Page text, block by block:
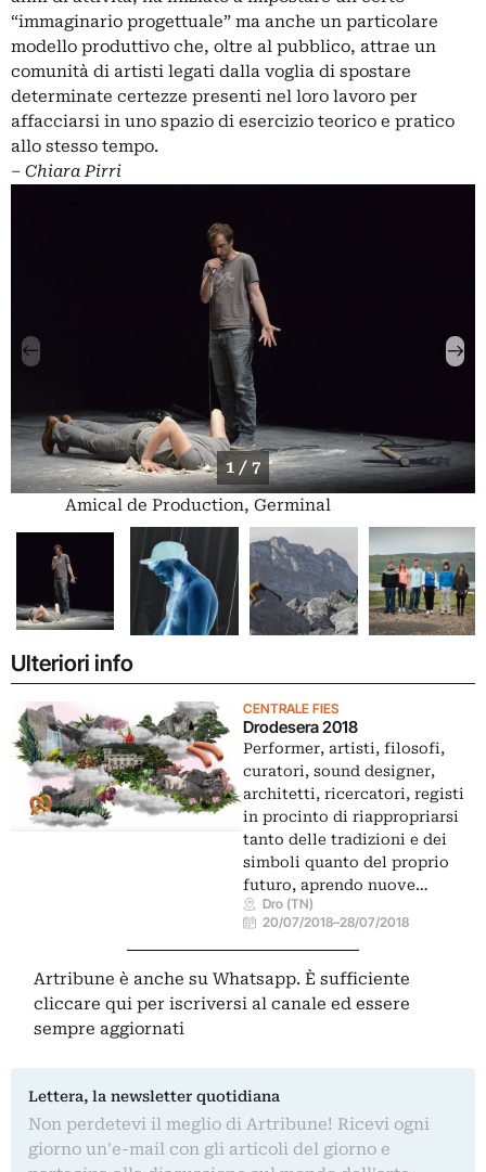
“immaginario progettuale” ma anche un particolare
modello produttivo che, oltre al pubblico, attrae un
comunità di artisti legati dalla voglia di spostare
determinate certezze presenti nel loro lavoro per
affacciarsi in uno spazio di esercizio teorico e pratico
allo stesso tempo.
‒ Chiara Pirri
1 / 7
Amical de Production, Germinal
Ulteriori info
CENTRALE FIES
Drodesera 2018
Performer, artisti, filosofi,
curatori, sound designer,
architetti, ricercatori, registi
in procinto di riappropriarsi
tanto delle tradizioni e dei
simboli quanto del proprio
futuro, aprendo nuove…
Dro (TN)
20/07/2018–28/07/2018
Artribune è anche su Whatsapp. È sufficiente
cliccare qui per iscriversi al canale ed essere
sempre aggiornati
Lettera, la newsletter quotidiana
Non perdetevi il meglio di Artribune! Ricevi ogni
giorno un'e-mail con gli articoli del giorno e